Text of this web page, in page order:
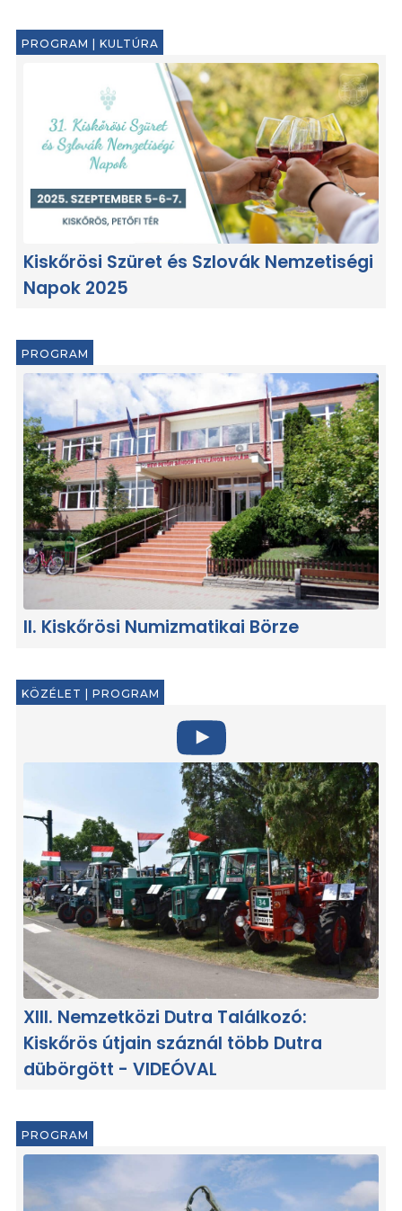
PROGRAM KULTÚRA
Kiskőrösi Szüret és Szlovák Nemzetiségi
Napok 2025
PROGRAM
II. Kiskőrösi Numizmatikai Börze
KÖZÉLET | PROGRAM
XIII. Nemzetközi Dutra Találkozó:
Kiskőrös útjain száznál több Dutra
dübörgött - VIDEÓVAL
PROGRAM